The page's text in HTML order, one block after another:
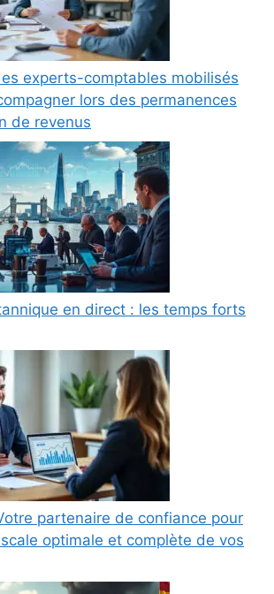
experts-comptables mobilisés
lors des permanences
de revenus
en direct : les temps forts
partenaire de confiance pour
optimale et complète de vos